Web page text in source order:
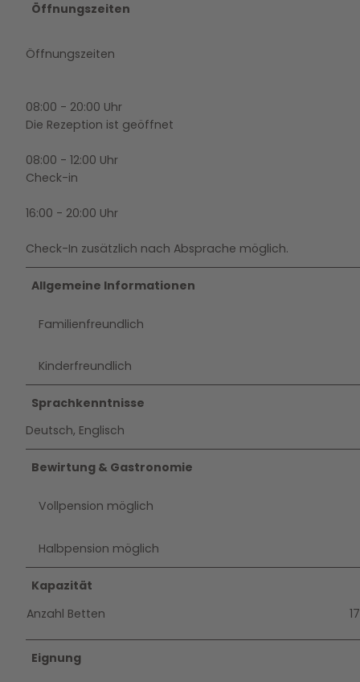
Öffnungszeiten
Öffnungszeiten
08:00 - 20:00 Uhr
Die Rezeption ist geöffnet
08:00 - 12:00 Uhr
Check-in
16:00 - 20:00 Uhr
Check-In zusätzlich nach Absprache möglich.
Allgemeine Informationen
Familienfreundlich
Kinderfreundlich
Sprachkenntnisse
Deutsch, Englisch
Bewirtung & Gastronomie
Vollpension möglich
Halbpension möglich
Kapazität
Anzahl Betten
Eignung